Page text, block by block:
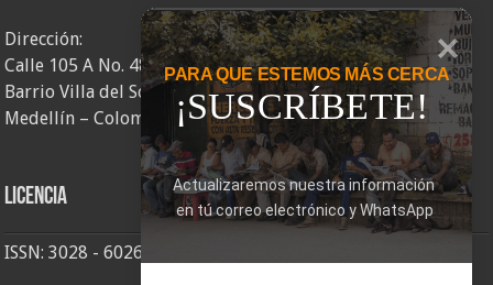
Dirección:
Calle 105 A No. 48AA – 58
Barrio Villa del Socorro
Medellín – Colombia
Licencia
ISSN: 3028 - 6026
PARA QUE ESTEMOS MÁS CERCA
¡SUSCRÍBETE!
Actualizaremos nuestra información
en tú correo electrónico y WhatsApp